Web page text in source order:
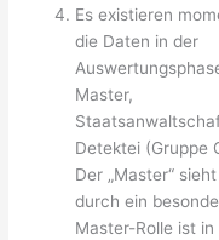
Es existieren
die Daten in der
Master,
Detektei (Gruppe
Der „Master“
durch ein
Master-Rolle ist